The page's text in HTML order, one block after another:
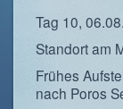
Tag 10,
Standort am
Frühes
nach Poros